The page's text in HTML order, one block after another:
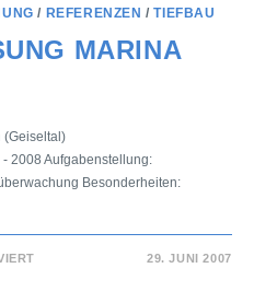
/ REFERENZEN /TIEFBAU
MARINA M
(Geiseltal)
2008 Aufgabenstellung:
Besonderheiten:
29. JUNI 2007